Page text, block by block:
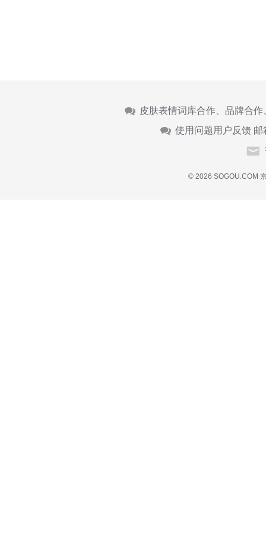
皮肤表情词库合作、品牌合
使用问题用户反馈 邮
© 2026 SOGOU.COM